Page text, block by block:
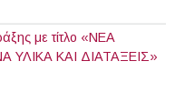
με τίτλο «ΝΕΑ
ΚΑΙ ΔΙΑΤΑΞΕΙΣ»